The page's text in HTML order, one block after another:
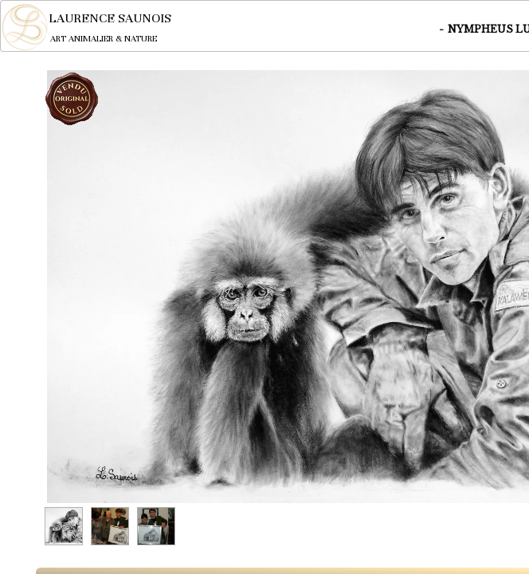
LAURENCE SAUNOIS
ART ANIMALIER & NATURE
- NYMPHEUS